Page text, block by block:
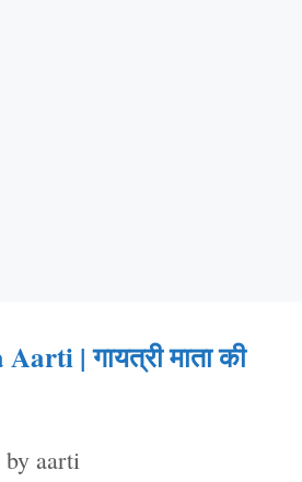
| गायत्री माता की
by aarti